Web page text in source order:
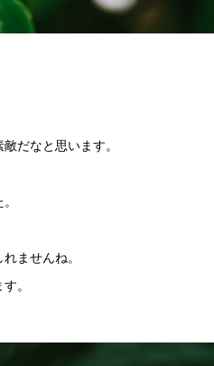
だなと思います。
ませんね。
。